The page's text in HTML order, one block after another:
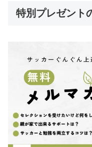
特別プレゼント